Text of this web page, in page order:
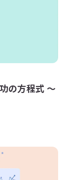
の方程式 ～